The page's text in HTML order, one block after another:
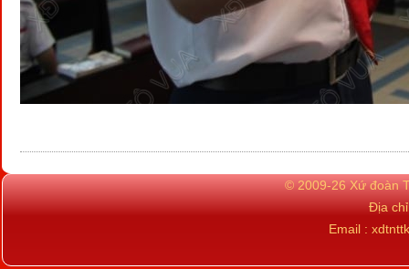
© 2009-26 Xứ đoàn
Địa
Email :